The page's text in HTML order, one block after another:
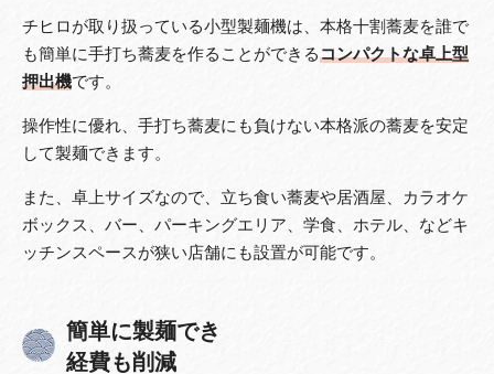
チヒロが取り扱っている小型製麺機は、本格十割蕎麦を誰で
も簡単に手打ち蕎麦を作ることができるコンパクトな卓上型
押出機です。
操作性に優れ、手打ち蕎麦にも負けない本格派の蕎麦を安定
して製麺できます。
また、卓上サイズなので、立ち食い蕎麦や居酒屋、カラオケ
ボックス、バー、パーキングエリア、学食、ホテル、などキ
ッチンスペースが狭い店舗にも設置が可能です。
簡単に製麺でき
経費も削減